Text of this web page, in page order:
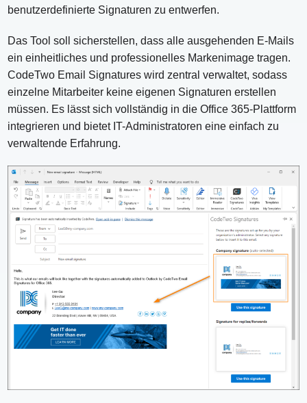
benutzerdefinierte Signaturen zu entwerfen.
Das Tool soll sicherstellen, dass alle ausgehenden E-Mails
ein einheitliches und professionelles Markenimage tragen.
CodeTwo Email Signatures wird zentral verwaltet, sodass
einzelne Mitarbeiter keine eigenen Signaturen erstellen
müssen. Es lässt sich vollständig in die Office 365-Plattform
integrieren und bietet IT-Administratoren eine einfach zu
verwaltende Erfahrung.